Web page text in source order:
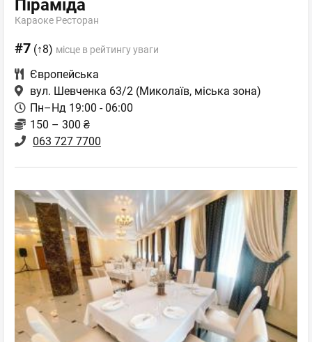
Піраміда
Караоке Ресторан
#7 (↑8) місце в рейтингу уваги
Європейська
вул. Шевченка 63/2 (Миколаїв, міська зона)
Пн–Нд 19:00 - 06:00
150 – 300 ₴
063 727 7700